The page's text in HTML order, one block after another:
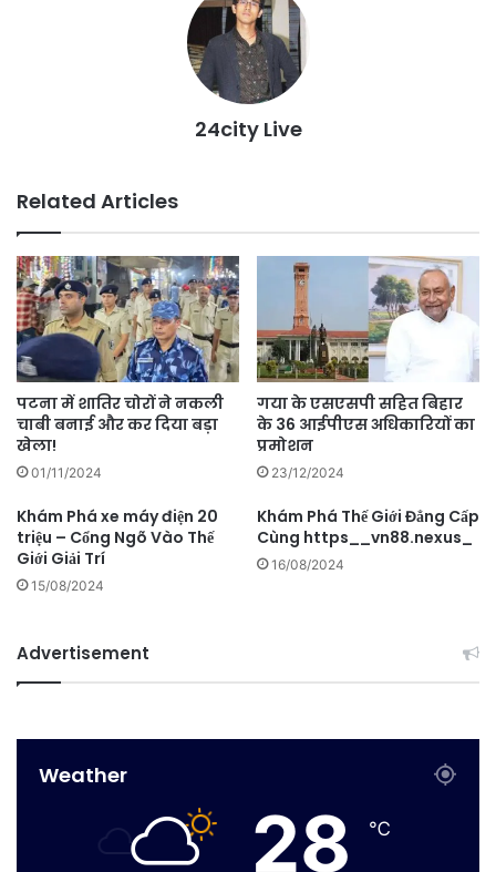
24city Live
Related Articles
पटना में शातिर चोरों ने नकली
चाबी बनाई और कर दिया बड़ा
खेला!
01/11/2024
गया के एसएसपी सहित बिहार
के 36 आईपीएस अधिकारियों का
प्रमोशन
23/12/2024
Khám Phá xe máy điện 20
triệu – Cổng Ngõ Vào Thế
Giới Giải Trí
15/08/2024
Khám Phá Thế Giới Đẳng Cấp
Cùng https__vn88.nexus_
16/08/2024
Advertisement
Weather
28 ℃